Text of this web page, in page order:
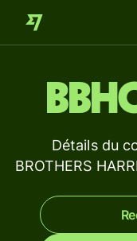
Détails du
BROTHERS